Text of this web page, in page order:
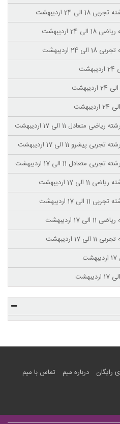
24 اردیبهشت
اردیبهشت
اردیبهشت
11 الی 17 اردیبهشت
11 الی 17 اردیبهشت
11 الی 17 اردیبهشت
17 اردیبهشت
17 اردیبهشت
اردیبهشت
اردیبهشت
رایگان درباره میم
تماس با میم